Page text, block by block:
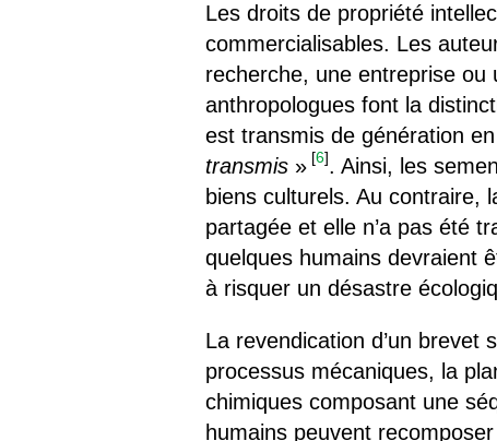
Les droits de propriété
commercialisables. Les
recherche, une entreprise
anthropologues font la
est transmis de génération
transmis » [6]. Ainsi, les
biens culturels. Au contraire,
partagée et elle n’a pas été
quelques humains devraient
à risquer un désastre
La revendication d’un brevet
processus mécaniques, la
chimiques composant une
humains peuvent